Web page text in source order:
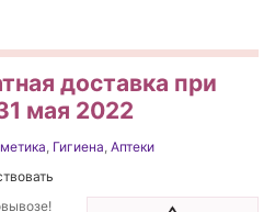
доставка при
мая 2022
Гигиена Аптеки